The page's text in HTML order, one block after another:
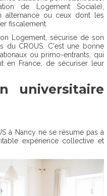
de Logement Sociale),
alternance ou ceux dont les
fiscalement.
Logement, sécurise de son
du CROUS. C'est une bonne
ou primo-entrants, qui
en France, de sécuriser leur
universitaire
à Nancy ne se résume pas à
expérience collective et